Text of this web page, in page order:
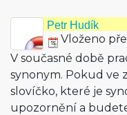
Petr Hudík
Vloženo
V současné době
synonym. Pokud ve
slovíčko, které je
upozornění a